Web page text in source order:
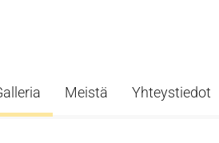
Meistä Yhteystiedot